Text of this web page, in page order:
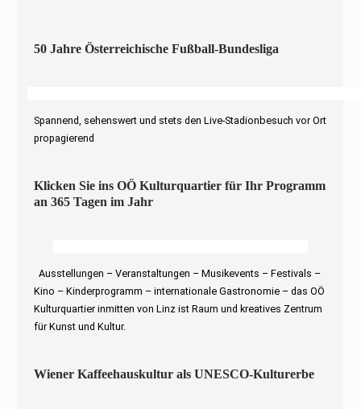
50 Jahre Österreichische Fußball-Bundesliga
Spannend, sehenswert und stets den Live-Stadionbesuch vor Ort
propagierend
Klicken Sie ins OÖ Kulturquartier für Ihr Programm
an 365 Tagen im Jahr
Ausstellungen – Veranstaltungen – Musikevents – Festivals –
Kino – Kinderprogramm – internationale Gastronomie – das OÖ
Kulturquartier inmitten von Linz ist Raum und kreatives Zentrum
für Kunst und Kultur.
Wiener Kaffeehauskultur als UNESCO-Kulturerbe